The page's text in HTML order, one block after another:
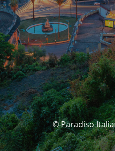
© Paradiso